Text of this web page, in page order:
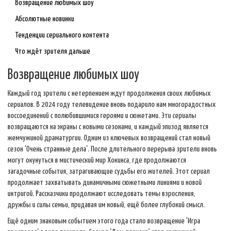
Возвращение любимых шоу
Абсолютные новинки
Тенденции сериального контента
Что ждёт зрителя дальше
Возвращение любимых шоу
Каждый год зрители с нетерпением ждут продолжения своих любимых
сериалов. В 2024 году телевидение вновь подарило нам многорадостных
воссоединений с полюбившимися героями и сюжетами. Эти сериалы
возвращаются на экраны с новыми сезонами, и каждый эпизод является
жемчужиной драматургии. Одним из ключевых возвращений стал новый
сезон 'Очень странные дела'. После длительного перерыва зрители вновь
могут окунуться в мистический мир Хокинса, где продолжаются
загадочные события, затрагивающие судьбы его жителей. Этот сериал
продолжает захватывать динамичными сюжетными линиями и новой
интригой. Рассказчики продолжают исследовать темы взросления,
дружбы и силы семьи, придавая им новый, ещё более глубокий смысл.
Ещё одним знаковым событием этого года стало возвращение 'Игра